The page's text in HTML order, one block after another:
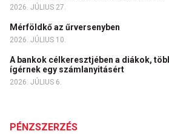
2026. JÚLIUS 27.
Mérföldkő az űrversenyben
2026. JÚLIUS 10.
A bankok célkeresztjében a diákok,
ígérnek egy számlanyitásért
2026. JÚLIUS 6.
PÉNZSZERZÉS